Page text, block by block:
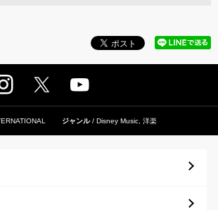
ジャンル Disney Music 洋楽